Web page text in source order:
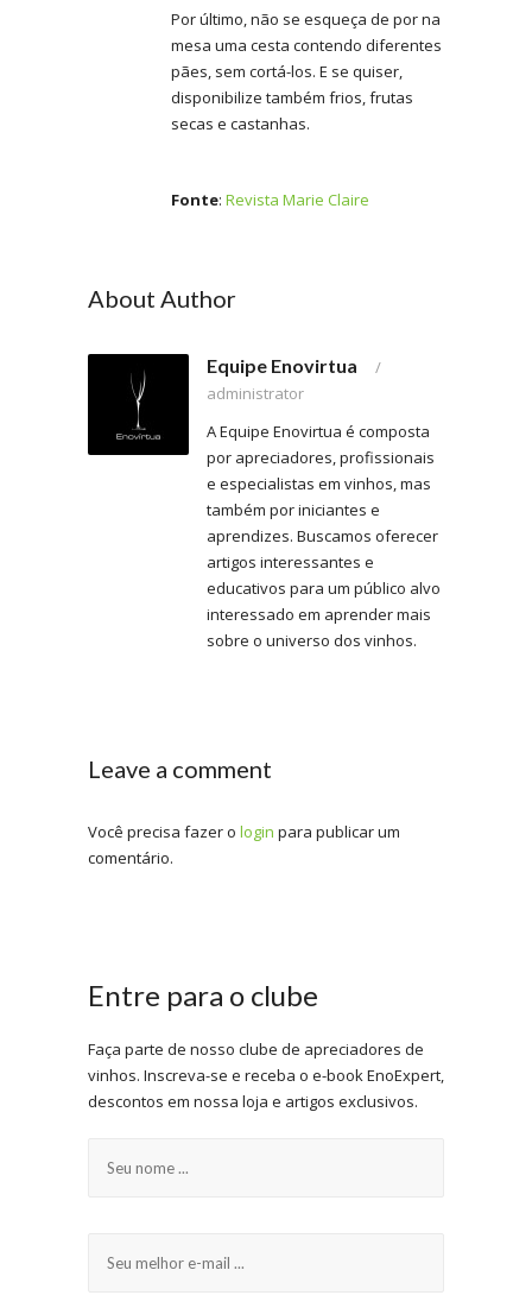
Por último, não se esqueça de por na
mesa uma cesta contendo diferentes
pães, sem cortá-los. E se quiser,
disponibilize também frios, frutas
secas e castanhas.
Fonte: Revista Marie Claire
About Author
Equipe Enovirtua
/
administrator
A Equipe Enovirtua é composta
por apreciadores, profissionais
e especialistas em vinhos, mas
também por iniciantes e
aprendizes. Buscamos oferecer
artigos interessantes e
educativos para um público alvo
interessado em aprender mais
sobre o universo dos vinhos.
Leave a comment
Você precisa fazer o login para publicar um
comentário.
Entre para o clube
Faça parte de nosso clube de apreciadores de
vinhos. Inscreva-se e receba o e-book EnoExpert,
descontos em nossa loja e artigos exclusivos.